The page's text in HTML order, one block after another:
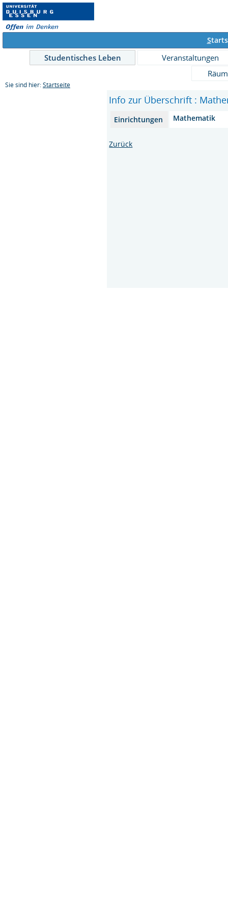
S
Studentisches Leben
Veranstaltungen
Sie sind hier: Startseite
Info zur Überschrift :
Einrichtungen Mathematik
Zurück